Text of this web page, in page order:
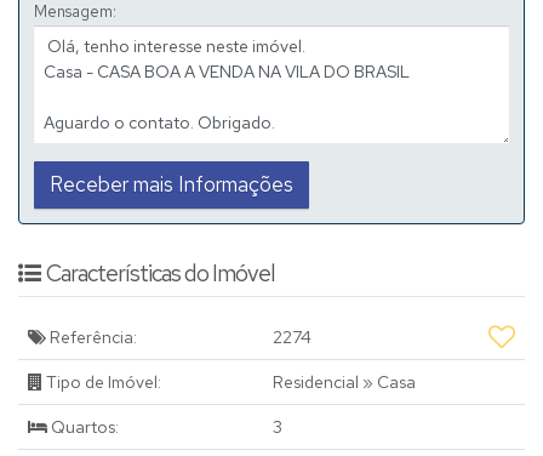
Mensagem:
Características do Imóvel
Referência: 2274
Tipo de Imóvel: Residencial » Casa
Quartos: 3